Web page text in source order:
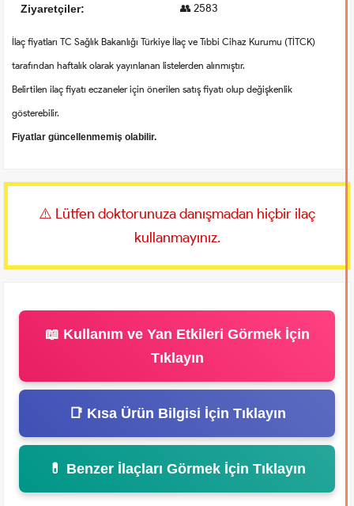
Ziyaretçiler: 👥 2583
İlaç fiyatları TC Sağlık Bakanlığı Türkiye İlaç ve Tıbbi Cihaz Kurumu (TİTCK)
tarafından haftalık olarak yayınlanan listelerden alınmıştır.
Belirtilen ilaç fiyatı eczaneler için önerilen satış fiyatı olup değişkenlik
gösterebilir.
Fiyatlar güncellenmemiş olabilir.
⚠️ Lütfen doktorunuza danışmadan hiçbir ilaç
kullanmayınız.
📖 Kullanım ve Yan Etkileri Görmek İçin
Tıklayın
📑 Kısa Ürün Bilgisi İçin Tıklayın
💊 Benzer İlaçları Görmek İçin Tıklayın